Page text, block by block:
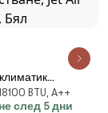
Industries SRK
24000 BTU, A++,
BTU, A++
след 5 дни